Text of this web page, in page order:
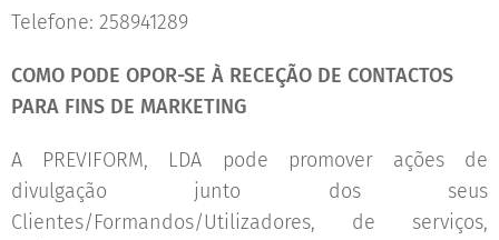
Telefone: 258941289
COMO PODE OPOR-SE À RECEÇÃO DE CONTACTOS
PARA FINS DE MARKETING
A PREVIFORM, LDA pode promover ações de
divulgação junto dos seus
Clientes/Formandos/Utilizadores, de serviços,